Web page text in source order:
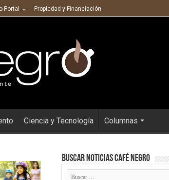
Portal Propiedad y Financiación
Ciencia y Tecnología Columnas
Buscar Noticias Café Negro